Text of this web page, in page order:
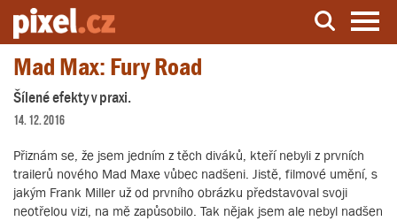
Server o natáčení a zpracování videa
Mad Max: Fury Road
Šílené efekty v praxi.
14. 12. 2016
Přiznám se, že jsem jedním z těch diváků, kteří nebyli z prvních
trailerů nového Mad Maxe vůbec nadšeni. Jistě, filmové umění, s
jakým Frank Miller už od prvního obrázku představoval svoji
neotřelou vizi, na mě zapůsobilo. Tak nějak jsem ale nebyl nadšen